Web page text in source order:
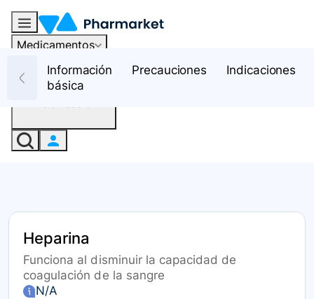
Medicamentos
RecursosInformación
básica
Precauciones Indicaciones
Heparina
Funciona al disminuir la capacidad de
coagulación de la sangre
N/A